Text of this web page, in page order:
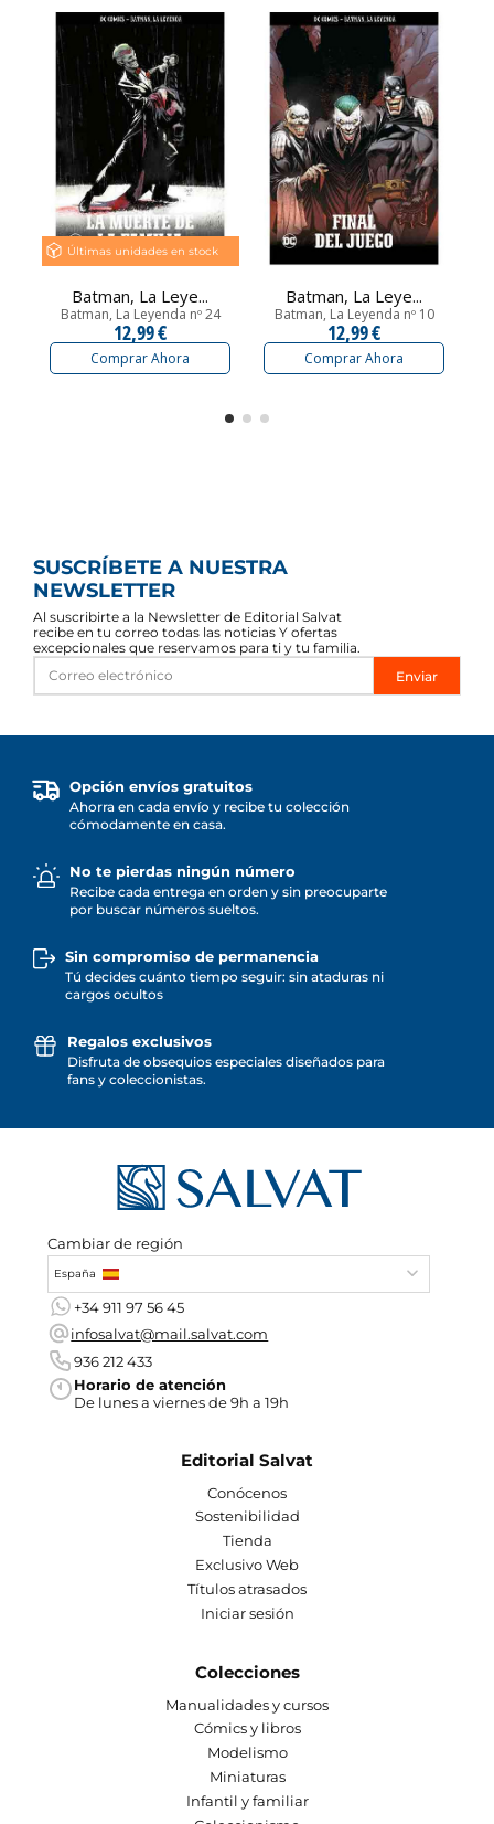
Últimas unidades en stock
Batman, La Leye...
Batman, La Leyenda nº 24
12,99 €
Comprar Ahora
Batman, La Leye...
Batman, La Leyenda nº 10
12,99 €
Comprar Ahora
SUSCRÍBETE A NUESTRA
NEWSLETTER
Al suscribirte a la Newsletter de Editorial Salvat
recibe en tu correo todas las noticias Y ofertas
excepcionales que reservamos para ti y tu familia.
Enviar
Opción envíos gratuitos
Ahorra en cada envío y recibe tu colección
cómodamente en casa.
No te pierdas ningún número
Recibe cada entrega en orden y sin preocuparte
por buscar números sueltos.
Sin compromiso de permanencia
Tú decides cuánto tiempo seguir: sin ataduras ni
cargos ocultos
Regalos exclusivos
Disfruta de obsequios especiales diseñados para
fans y coleccionistas.
Cambiar de región
España
+34 911 97 56 45
infosalvat@mail.salvat.com
936 212 433
Horario de atención
De lunes a viernes de 9h a 19h
Editorial Salvat
Conócenos
Sostenibilidad
Tienda
Exclusivo Web
Títulos atrasados
Iniciar sesión
Colecciones
Manualidades y cursos
Cómics y libros
Modelismo
Miniaturas
Infantil y familiar